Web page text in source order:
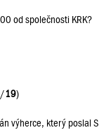
od společnosti KRK?
/19)
výherce, který poslal